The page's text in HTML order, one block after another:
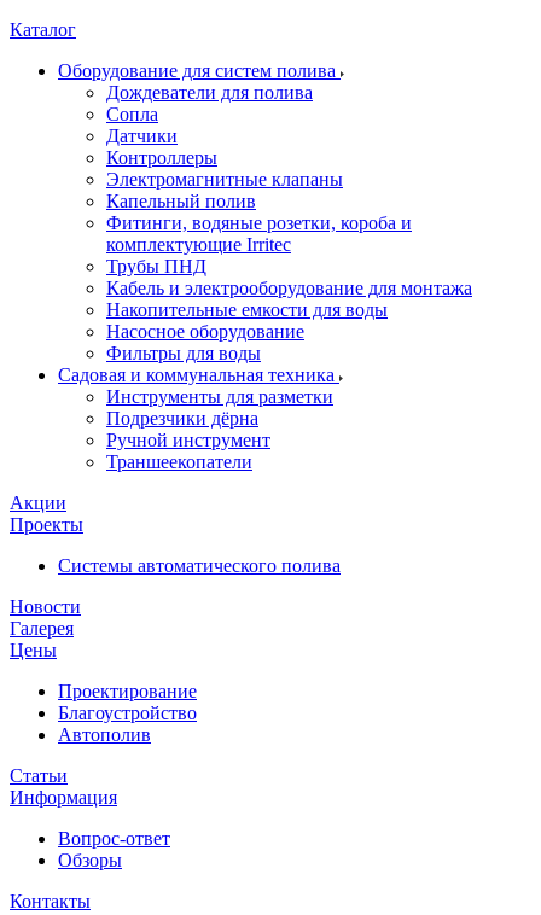
Каталог
Оборудование для систем полива
Дождеватели для полива
Сопла
Датчики
Контроллеры
Электромагнитные клапаны
Капельный полив
Фитинги, водяные розетки, короба и
комплектующие Irritec
Трубы ПНД
Кабель и электрооборудование для монтажа
Накопительные емкости для воды
Насосное оборудование
Фильтры для воды
Садовая и коммунальная техника
Инструменты для разметки
Подрезчики дёрна
Ручной инструмент
Траншеекопатели
Акции
Проекты
Системы автоматического полива
Новости
Галерея
Цены
Проектирование
Благоустройство
Автополив
Статьи
Информация
Вопрос-ответ
Обзоры
Контакты